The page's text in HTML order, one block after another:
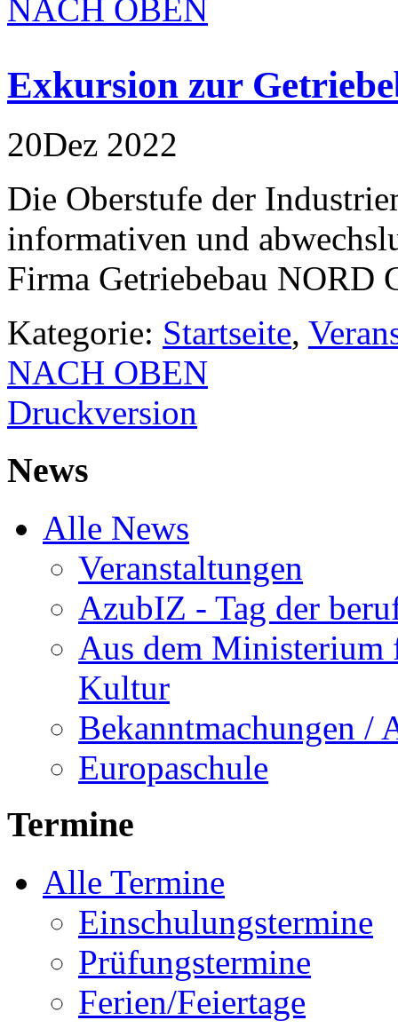
NACH OBEN
Exkursion zur
20Dez 2022
Die Oberstufe der
informativen und
Firma Getriebebau NORD
Kategorie: Startseite,
NACH OBEN
Druckversion
News
Alle News
Veranstaltungen
AzubIZ - Tag der
Aus dem Ministerium
Kultur
Bekanntmachungen /
Europaschule
Termine
Alle Termine
Einschulungstermine
Prüfungstermine
Ferien/Feiertage